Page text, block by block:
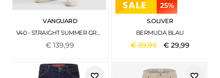
VANGUARD
V40 - STRAIGHT SUMMER GREY COMFORT
€139,99
25%
S.OLIVER
BERMUDA BLAU
€39,99 € 29,99